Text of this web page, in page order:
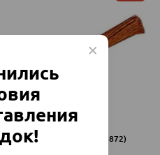
Провод РКГМ-1.5(М) (16872)